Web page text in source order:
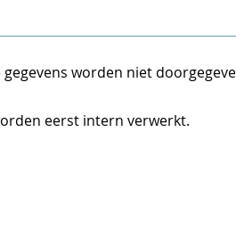
worden niet
eerst intern verwerkt.